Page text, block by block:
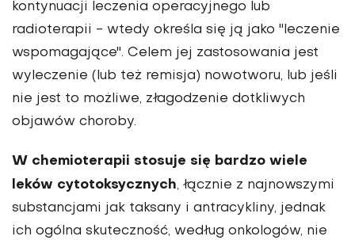
kontynuacji leczenia operacyjnego lub
radioterapii - wtedy określa się ją jako "leczenie
wspomagające". Celem jej zastosowania jest
wyleczenie (lub też remisja) nowotworu, lub jeśli
nie jest to możliwe, złagodzenie dotkliwych
objawów choroby.
W chemioterapii stosuje się bardzo wiele
leków cytotoksycznych, łącznie z najnowszymi
substancjami jak taksany i antracykliny, jednak
ich ogólna skuteczność, według onkologów, nie